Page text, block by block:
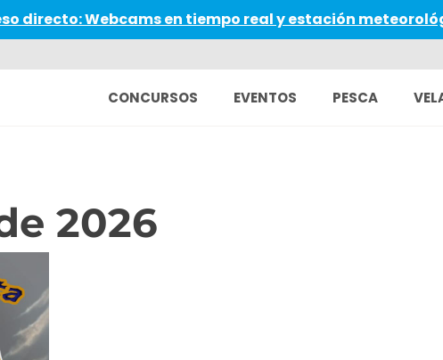
directo: Webcams en tiempo real y estación
CONCURSOS EVENTOS PESCA
2026